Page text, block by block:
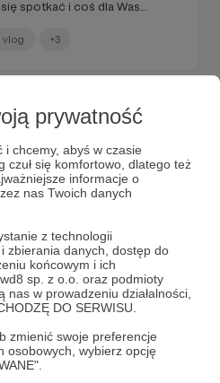
prywatność
i chcemy, abyś w czasie
czuł się komfortowo, dlatego też
informacje o
nas Twoich danych
z technologii
zbierania danych, dostęp do
końcowym i ich
sp. z o.o. oraz podmioty
w prowadzeniu działalności,
DO SERWISU.
zmienić swoje preferencje
osobowych, wybierz opcję
spotkać i coś dla Was
do pracy w Toruniu.
vlog +3
się ostatnio nagrać kilka